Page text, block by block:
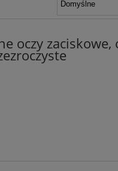
oczy zaciskowe,